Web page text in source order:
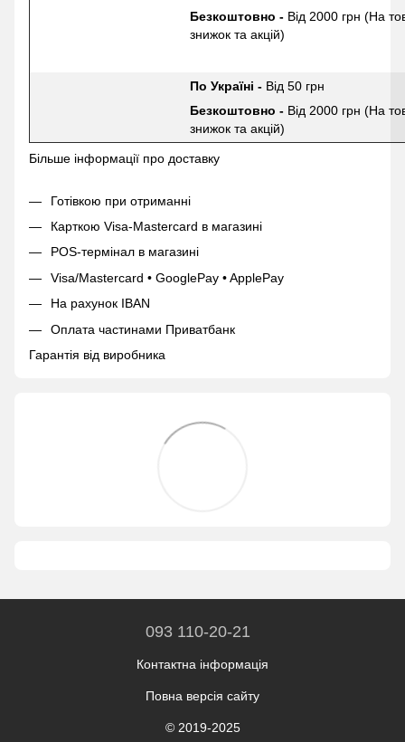
Безкоштовно - Від 2000 грн (На
знижок та акцій)
По Україні - Від 50 грн
Безкоштовно - Від 2000 грн (На
знижок та акцій)
Більше інформації про доставку
Готівкою при отриманні
Карткою Visa-Mastercard в магазині
POS-термінал в магазині
Visa/Mastercard • GooglePay • ApplePay
На рахунок IBAN
Оплата частинами Приватбанк
Гарантія від виробника
093 110-20-21
Контактна інформація
Повна версія сайту
© 2019-2025